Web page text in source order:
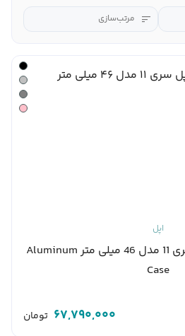
مرتب‌سازی
اپل
ساعت هوشمند اپل سری 11 مدل 46 میلی متر Aluminum
Case
67,790,000 تومان